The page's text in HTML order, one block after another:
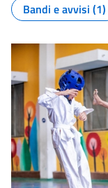
Bandi e avvisi (1)